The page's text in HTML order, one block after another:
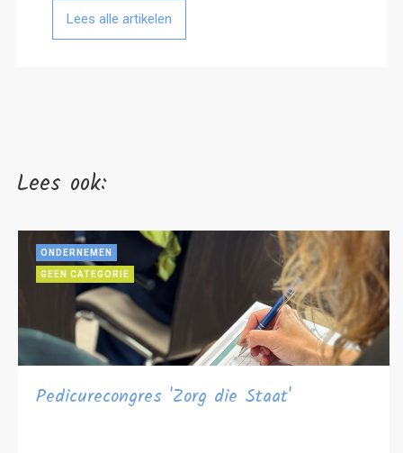
Lees alle artikelen
Lees ook:
ONDERNEMEN
GEEN CATEGORIE
Pedicurecongres 'Zorg die Staat'